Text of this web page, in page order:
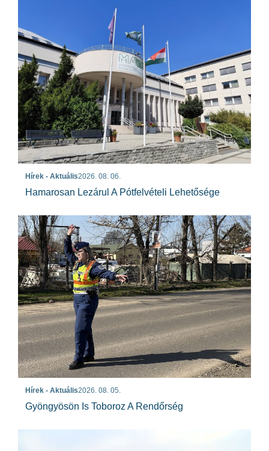
Hírek - Aktuális2026. 08. 06.
Hamarosan Lezárul A Pótfelvételi Lehetősége
Hírek - Aktuális2026. 08. 05.
Gyöngyösön Is Toboroz A Rendőrség